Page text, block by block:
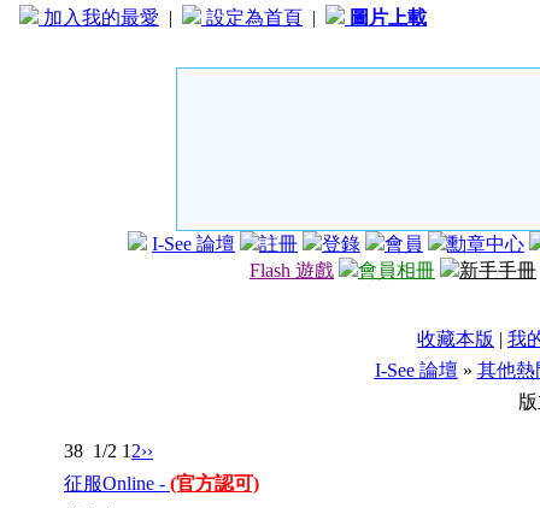
加入我的最愛 | 設定為首頁 | 圖片上載
I-See 論壇 註冊 登錄 會員
勳章中心
Flash 遊戲
會員相冊 新手手冊
收藏本版 | 我
I-See 論壇 » 其他熱
38 1/2 1 2››
征服Online - (官方認可)